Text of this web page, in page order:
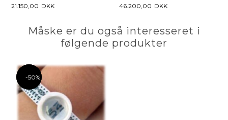
21.150,00 DKK 46.200,00 DKK
Måske er du også interesseret i
følgende produkter
-50%
-50%